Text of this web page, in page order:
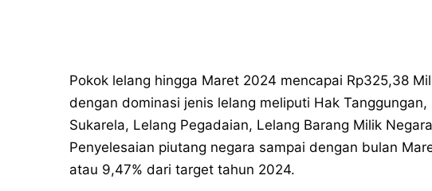
Pokok lelang hingga Maret 2024 mencapai Rp325,38
dengan dominasi jenis lelang meliputi Hak
Sukarela, Lelang Pegadaian, Lelang Barang Milik
Penyelesaian piutang negara sampai dengan bulan
atau 9,47% dari target tahun 2024.